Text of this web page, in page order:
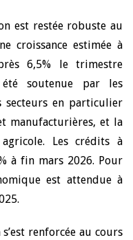
est restée robuste au
croissance estimée à
6,5% le trimestre
soutenue par les
secteurs en particulier
manufacturières, et la
Les crédits à
à fin mars 2026. Pour
est attendue à
renforcée au cours